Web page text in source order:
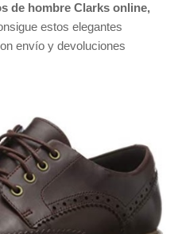
de hombre Clarks online,
estos elegantes
envío y devoluciones